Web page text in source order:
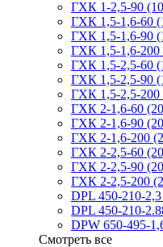
ГХК 1-2,5-90
ГХК 1,5-1,6-60
ГХК 1,5-1,6-90
ГХК 1,5-1,6-200
ГХК 1,5-2,5-60
ГХК 1,5-2,5-90
ГХК 1,5-2,5-200
ГХК 2-1,6-60
ГХК 2-1,6-90
ГХК 2-1,6-200
ГХК 2-2,5-60
ГХК 2-2,5-90
ГХК 2-2,5-200
DPL 450-210-
DPL 450-210-
DPW 650-495-
Смотреть все